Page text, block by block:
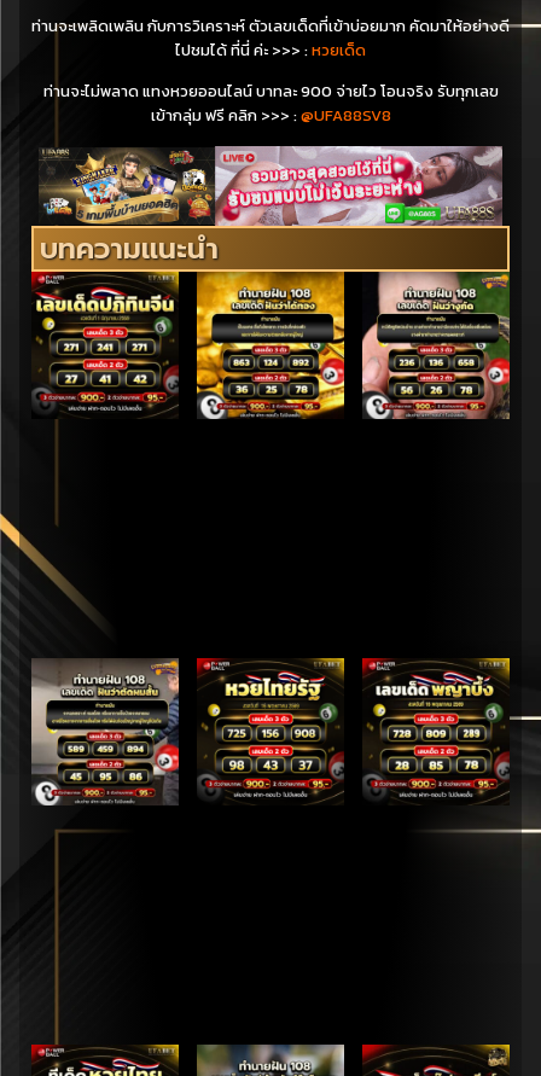
ท่านจะเพลิดเพลิน กับการวิเคราะห์ ตัวเลขเด็ดที่เข้าบ่อยมาก คัดมาให้อย่างดี
ไปชมได้ ที่นี่ ค่ะ >>> :หวยเด็ด
ท่านจะไม่พลาด แทงหวยออนไลน์ บาทละ 900 จ่ายไว โอนจริง รับทุกเลข
เข้ากลุ่ม ฟรี คลิก >>> :@UFA88SV8
บทความแนะนำ